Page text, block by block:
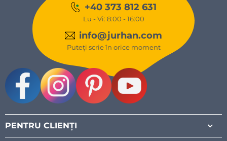
+40 373 812 631
Lu - Vi: 8:00 - 16:00
info@jurhan.com
Puteți scrie în orice moment
PENTRU CLIENȚI